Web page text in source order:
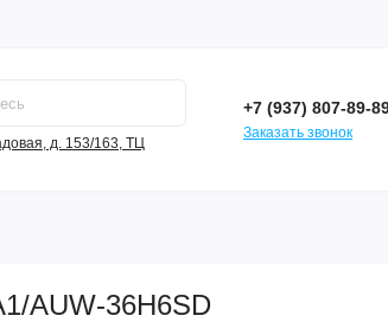
д. 153/163, ТЦ
+7 (937) 807-89-
Заказать звонок
AUW-36H6SD